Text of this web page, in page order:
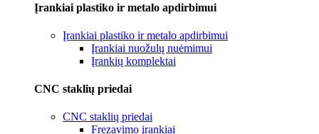
Įrankiai plastiko ir metalo apdirbimui
Įrankiai plastiko ir metalo apdirbimui
Įrankiai nuožulų nuėmimui
Įrankių komplektai
CNC staklių priedai
CNC staklių priedai
Frezavimo įrankiai